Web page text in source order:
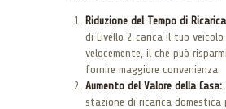
Riduzione del Tempo di
di Livello 2 carica il tuo veicolo
velocemente, il che può
fornire maggiore convenienza.
Aumento del Valore della Casa:
stazione di ricarica domestica